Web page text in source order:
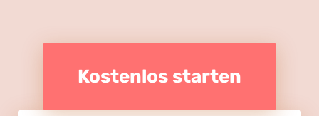
Kostenlos starten